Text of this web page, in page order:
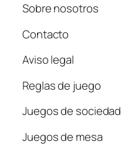
Sobre nosotros
Contacto
Aviso legal
Reglas de juego
Juegos de sociedad
Juegos de mesa